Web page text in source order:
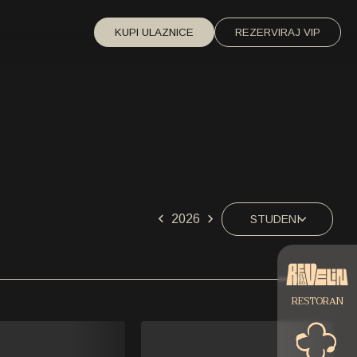
KUPI ULAZNICE REZERVIRAJ VIP
2026 STUDENI
SIJEČANJ
RESTORAN